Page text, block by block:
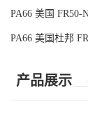
PA66 美国 FR50-
PA66 美国杜邦
产品展示